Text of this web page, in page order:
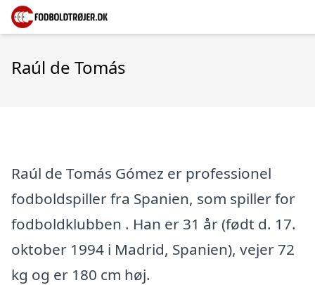
Raúl de Tomás
Raúl de Tomás Gómez er professionel
fodboldspiller fra Spanien, som spiller for
fodboldklubben . Han er 31 år (født d. 17.
oktober 1994 i Madrid, Spanien), vejer 72
kg og er 180 cm høj.